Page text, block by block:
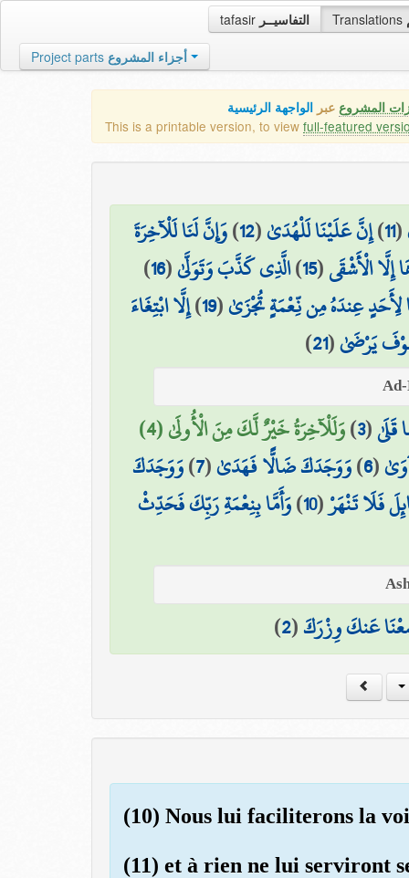
tafasir التفاسيــر Translations
Project parts أجزاء المشروع
المشروع عبر الواجهة الرئيسية
This is a printable version, to view full-featured
(
11
)إِنَّ عَلَيْنَا لَلْهُدَىٰ(
12
)وَإِنَّ لَنَا لَلْآخِرَةَ
إِلَّا الْأَشْقَى(
15
)الَّذِي كَذَّبَ وَتَوَلَّىٰ(
16
)
لِأَحَدٍ عِندَهُ مِن نِّعْمَةٍ تُجْزَىٰ(
19
)إِلَّا ابْتِغَاءَ
يَرْضَىٰ(
21
)
(
3
)وَلَلْآخِرَةُ خَيْرٌ لَّكَ مِنَ الْأُولَىٰ (4)
(
6
)وَوَجَدَكَ ضَالًّا فَهَدَىٰ(
7
)وَوَجَدَكَ
فَلَا تَنْهَرْ(
10
)وَأَمَّا بِنِعْمَةِ رَبِّكَ فَحَدِّثْ
عَنكَ وِزْرَكَ(
2
)
(10) Nous lui faciliterons la
(11) et à rien ne lui serviront